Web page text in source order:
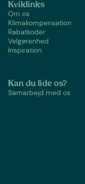
Kviklinks
Om os
Klimakompensation
Rabatkoder
Velgørenhed
Inspiration
Kan du lide os?
Samarbejd med os